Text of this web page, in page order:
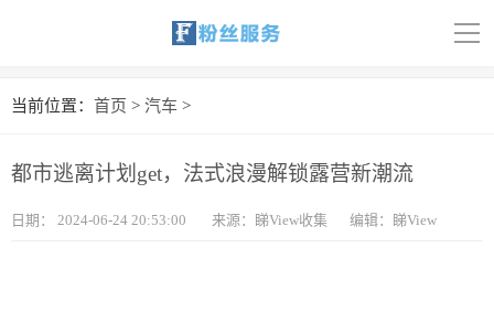
导
首页
当前位置： 首页 > 汽车 >
都市逃离计划get，法式浪漫解锁露营新潮流
日期： 2024-06-24 20:53:00 来源：睇View收集 编辑：睇View